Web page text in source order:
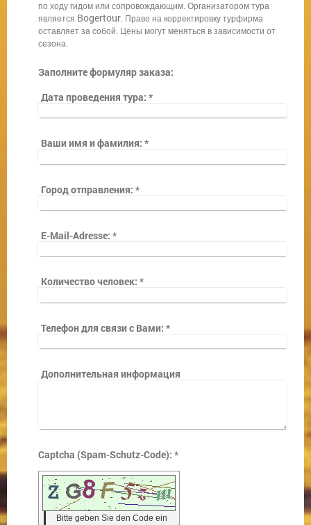
по ходу гидом или сопровождающим. Организатором тура
является Bogertour. Право на корректировку турфирма
оставляет за собой. Цены могут меняться в зависимости от
сезона.
Заполните формуляр заказа:
Дата проведения тура: *
Ваши имя и фамилия: *
Город отправления: *
E-Mail-Adresse: *
Количество человек: *
Телефон для связи с Вами: *
Дополнительная информация
Captcha (Spam-Schutz-Code): *
Bitte geben Sie den Code ein